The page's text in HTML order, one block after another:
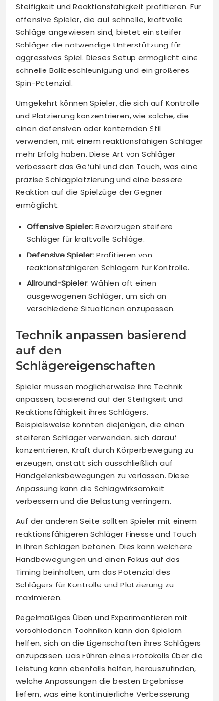
Steifigkeit und Reaktionsfähigkeit profitieren. Für
offensive Spieler, die auf schnelle, kraftvolle
Schläge angewiesen sind, bietet ein steifer
Schläger die notwendige Unterstützung für
aggressives Spiel. Dieses Setup ermöglicht eine
schnelle Ballbeschleunigung und ein größeres
Spin-Potenzial.
Umgekehrt können Spieler, die sich auf Kontrolle
und Platzierung konzentrieren, wie solche, die
einen defensiven oder konternden Stil
verwenden, mit einem reaktionsfähigen Schläger
mehr Erfolg haben. Diese Art von Schläger
verbessert das Gefühl und den Touch, was eine
präzise Schlagplatzierung und eine bessere
Reaktion auf die Spielzüge der Gegner
ermöglicht.
Offensive Spieler: Bevorzugen steifere
Schläger für kraftvolle Schläge.
Defensive Spieler: Profitieren von
reaktionsfähigeren Schlägern für Kontrolle.
Allround-Spieler: Wählen oft einen
ausgewogenen Schläger, um sich an
verschiedene Situationen anzupassen.
Technik anpassen basierend
auf den
Schlägereigenschaften
Spieler müssen möglicherweise ihre Technik
anpassen, basierend auf der Steifigkeit und
Reaktionsfähigkeit ihres Schlägers.
Beispielsweise könnten diejenigen, die einen
steiferen Schläger verwenden, sich darauf
konzentrieren, Kraft durch Körperbewegung zu
erzeugen, anstatt sich ausschließlich auf
Handgelenksbewegungen zu verlassen. Diese
Anpassung kann die Schlagwirksamkeit
verbessern und die Belastung verringern.
Auf der anderen Seite sollten Spieler mit einem
reaktionsfähigeren Schläger Finesse und Touch
in ihren Schlägen betonen. Dies kann weichere
Handbewegungen und einen Fokus auf das
Timing beinhalten, um das Potenzial des
Schlägers für Kontrolle und Platzierung zu
maximieren.
Regelmäßiges Üben und Experimentieren mit
verschiedenen Techniken kann den Spielern
helfen, sich an die Eigenschaften ihres Schlägers
anzupassen. Das Führen eines Protokolls über die
Leistung kann ebenfalls helfen, herauszufinden,
welche Anpassungen die besten Ergebnisse
liefern, was eine kontinuierliche Verbesserung